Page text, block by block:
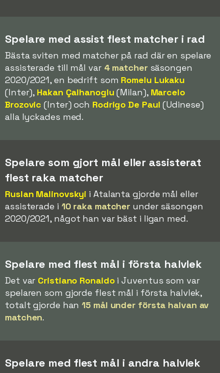
Spelare med assist flest matcher i rad
Bästa sviten med matcher på rad där en spelare
assisterade till mål var 4 matchersäsongen
2020/2021, en bedrift som Romelu Lukaku
(Inter), Hakan Çalhanoglu (Milan), Marcelo
Brozovic (Inter) och Rodrigo De Paul (Udinese)
alla lyckades med.
Spelare som gjort mål eller assisterat
flest raka matcher
Ruslan Malinovskyi i Atalanta gjorde mål eller
assisterade i 10 raka matcher under säsongen
2020/2021, något han var bäst i ligan med.
Spelare med flest mål i första halvlek
Det var Cristiano Ronaldoi Juventus som var
spelaren som gjorde flest mål i första halvlek,
totalt gjorde han15 mål under första halvan av
matchen.
Spelare med flest mål i andra halvlek